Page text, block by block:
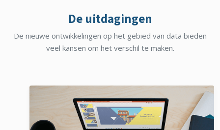
De uitdagingen
De nieuwe ontwikkelingen op het gebied van data bieden
veel kansen om het verschil te maken.